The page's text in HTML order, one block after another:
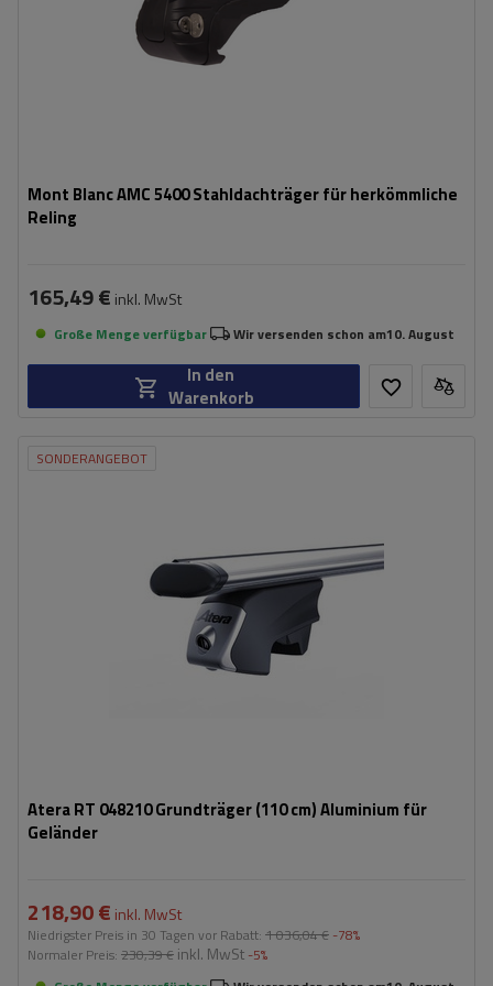
Mont Blanc AMC 5400 Stahldachträger für herkömmliche
Reling
165,49 € inkl. MwSt
Große Menge verfügbar Wir versenden schon am10. August
In den
Warenkorb
SONDERANGEBOT
Atera RT 048210 Grundträger (110 cm) Aluminium für
Geländer
218,90 € inkl. MwSt
Niedrigster Preis in 30 Tagen vor Rabatt: 1 036,04 € -78%
Normaler Preis: 230,39 € inkl. MwSt -5%